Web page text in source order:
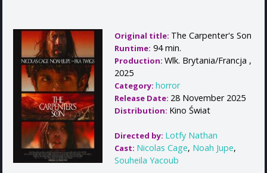
Original title: The Carpenter's Son
Runtime: 94 min.
Production: Wlk. Brytania/Francja ,
2025
Category: horror
Release Date: 28 November 2025
Distribution: Kino Świat
Directed by: Lotfy Nathan
Cast: Nicolas Cage, Noah Jupe,
Souheila Yacoub